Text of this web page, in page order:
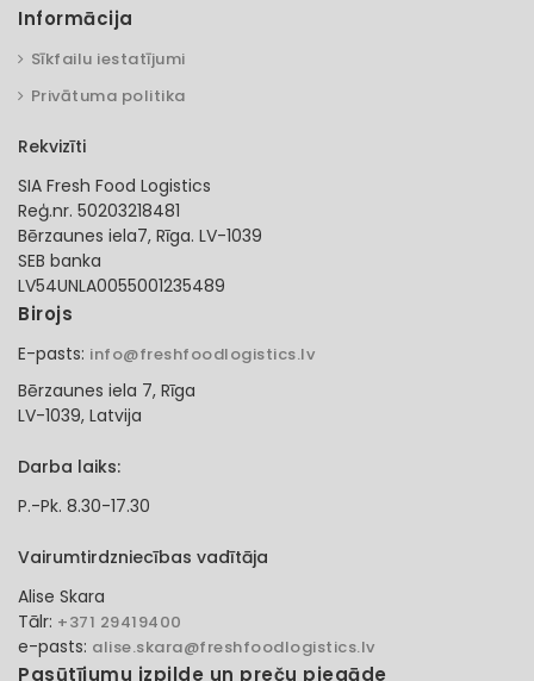
Informācija
Sīkfailu iestatījumi
Privātuma politika
Rekvizīti
SIA Fresh Food Logistics
Reģ.nr. 50203218481
Bērzaunes iela7, Rīga. LV-1039
SEB banka
LV54UNLA0055001235489
Birojs
E-pasts: info@freshfoodlogistics.lv
Bērzaunes iela 7, Rīga
LV-1039, Latvija
Darba laiks:
P.-Pk. 8.30-17.30
Vairumtirdzniecības vadītāja
Alise Skara
Tālr: +371 29419400
e-pasts: alise.skara@freshfoodlogistics.lv
Pasūtījumu izpilde un preču piegāde